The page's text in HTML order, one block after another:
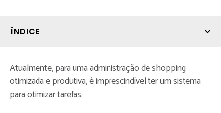
ÍNDICE
Atualmente, para uma administração de shopping
otimizada e produtiva, é imprescindível ter um sistema
para otimizar tarefas.